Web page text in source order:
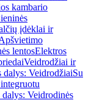
kambario
įdėklai ir
lentosElektros
Veidrodžiai ir
dalys: VeidrodžiaiSu
dalys: Veidrodinės